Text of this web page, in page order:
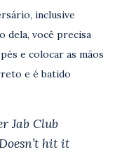
inclusive
dela, você precisa
e colocar as mãos
e é batido
Jab Club
hit it